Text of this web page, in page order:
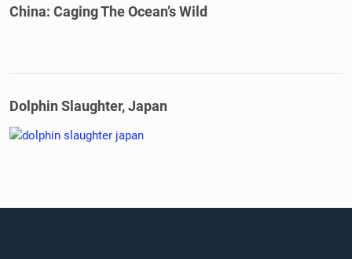
China: Caging The Ocean’s Wild
Dolphin Slaughter, Japan